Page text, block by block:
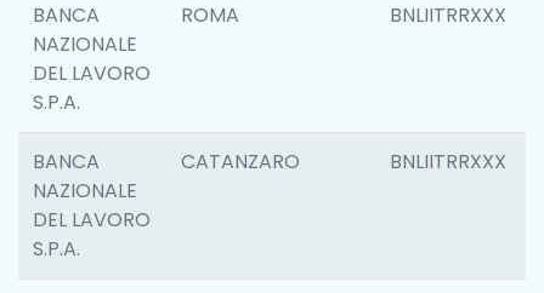
BANCA
NAZIONALE
DEL LAVORO
S.P.A.
ROMA BNLIITRRXXX
BANCA
NAZIONALE
DEL LAVORO
S.P.A.
CATANZARO BNLIITRRXXX